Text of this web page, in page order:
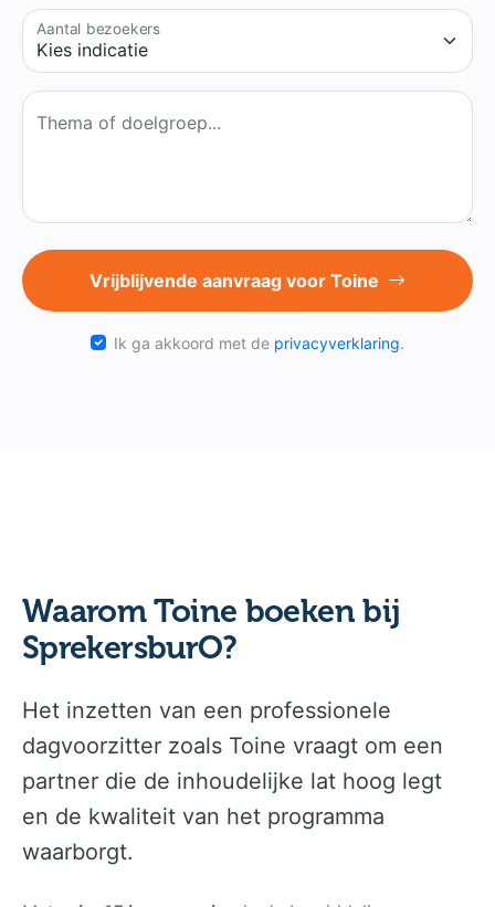
Aantal bezoekers
Thema of doelgroep...
Vrijblijvende aanvraag voor Toine
Ik ga akkoord met de privacyverklaring.
Waarom Toine boeken bij
SprekersburO?
Het inzetten van een professionele
dagvoorzitter zoals Toine vraagt om een
partner die de inhoudelijke lat hoog legt
en de kwaliteit van het programma
waarborgt.